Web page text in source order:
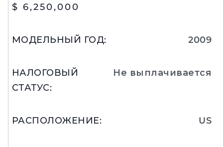
$ 6,250,000
МОДЕЛЬНЫЙ ГОД: 2009
НАЛОГОВЫЙ
СТАТУС:
Не выплачивается
РАСПОЛОЖЕНИЕ: US